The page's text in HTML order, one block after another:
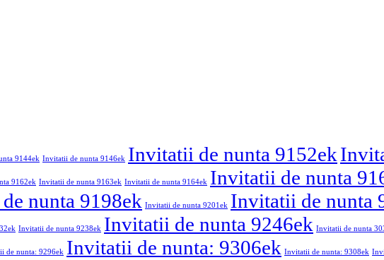
9144ek Invitatii de nunta 9146ek Invitatii de nunta 9152ek
9162ek Invitatii de nunta 9163ek Invitatii de nunta 9164ek Invitatii de nunta
nunta 9198ek Invitatii de nunta 9201ek Invitatii de nunta
Invitatii de nunta 9238ek Invitatii de nunta 9246ek Invitatii de nunta
de nunta: 9296ek Invitatii de nunta: 9306ek Invitatii de nunta: 9308ek